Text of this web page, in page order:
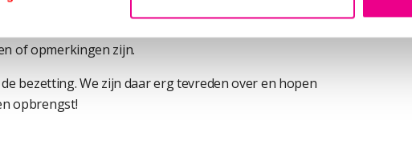
camper vertrekt hebben we de huursom op onze
borg e.d. gaat snel. We horen van huurders dat ze heel
of opmerkingen zijn.
bezetting. We zijn daar erg tevreden over en hopen
opbrengst!